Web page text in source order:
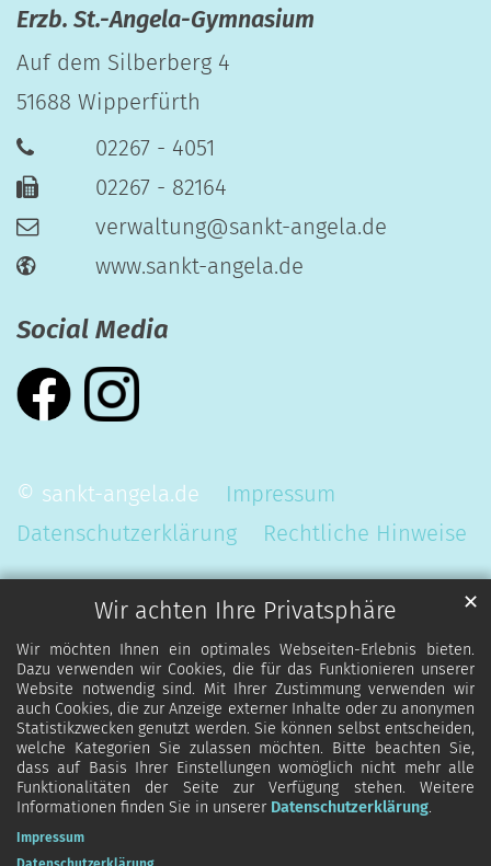
Wir achten Ihre Privatsphäre
Wir möchten Ihnen ein optimales Webseiten-Erlebnis bieten.
Dazu verwenden wir Cookies, die für das Funktionieren unserer
Website notwendig sind. Mit Ihrer Zustimmung verwenden wir
auch Cookies, die zur Anzeige externer Inhalte oder zu anonymen
Statistikzwecken genutzt werden. Sie können selbst entscheiden,
welche Kategorien Sie zulassen möchten. Bitte beachten Sie,
dass auf Basis Ihrer Einstellungen womöglich nicht mehr alle
Funktionalitäten der Seite zur Verfügung stehen. Weitere
Informationen finden Sie in unserer Datenschutzerklärung.
✕
Impressum
Erzb. St.-Angela-Gymnasium
Auf dem Silberberg 4
51688 Wipperfürth
02267 - 4051
02267 - 82164
verwaltung@sankt-angela.de
www.sankt-angela.de
Social Media
© sankt-angela.de
Impressum
Datenschutzerklärung
Rechtliche Hinweise